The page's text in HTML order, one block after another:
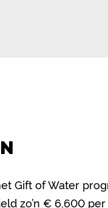
Gift of Water
zo’n € 6,600